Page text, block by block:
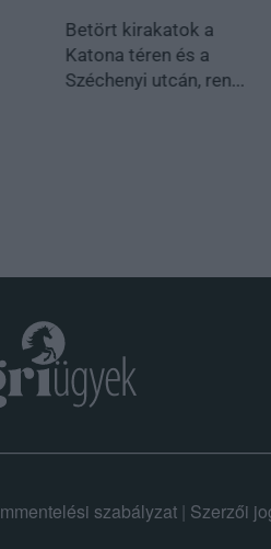
Betört kirakatok a
Katona téren és a
Széchenyi utcán, ren...
szabályzat| Szerzői